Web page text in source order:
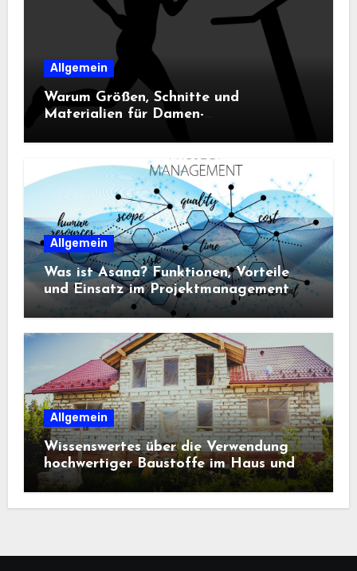
Allgemein
Warum Größen, Schnitte und
Materialien für Damen-
Allgemein
Was ist Asana? Funktionen, Vorteile
und Einsatz im Projektmanagement
Allgemein
Wissenswertes über die Verwendung
hochwertiger Baustoffe im Haus und
beim Hausbau